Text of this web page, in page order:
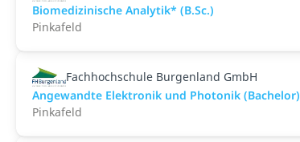
Biomedizinische Analytik* (B.Sc.)
Pinkafeld
Fachhochschule Burgenland GmbH
Angewandte Elektronik und Photonik (Bachelor)
Pinkafeld